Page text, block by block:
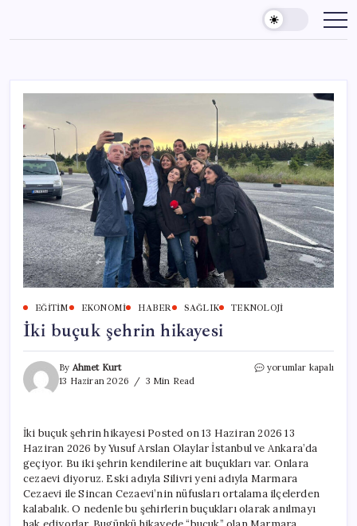
content
EĞITIM EKONOMI HABER SAĞLIK TEKNOLOJI
İki buçuk şehrin hikayesi
By Ahmet Kurt
13 Haziran 2026
3 Min Read
İki
yorumlar kapalı
İki buçuk şehrin hikayesi Posted on 13 Haziran 2026 13
Haziran 2026 by Yusuf Arslan Olaylar İstanbul ve Ankara’da
geçiyor. Bu iki şehrin kendilerine ait buçukları var. Onlara
cezaevi diyoruz. Eski adıyla Silivri yeni adıyla Marmara
Cezaevi ile Sincan Cezaevi’nin nüfusları ortalama ilçelerden
kalabalık. O nedenle bu şehirlerin buçukları olarak anılmayı